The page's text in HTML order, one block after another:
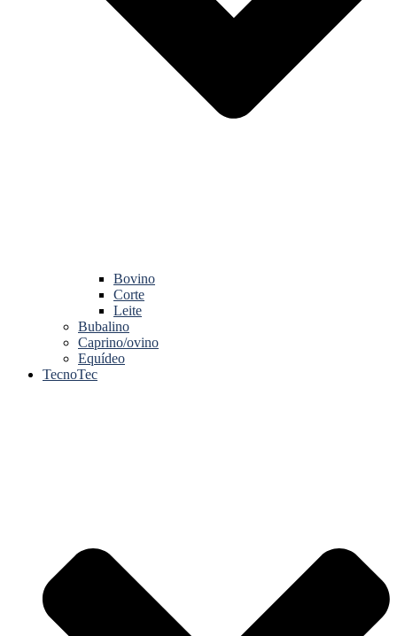
Bovino
Corte
Leite
Bubalino
Caprino/ovino
Equídeo
TecnoTec